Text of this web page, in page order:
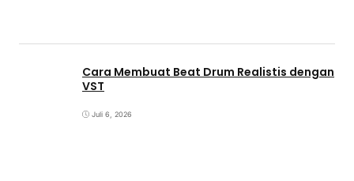
Cara Membuat Beat Drum Realistis dengan
VST
Juli 6, 2026